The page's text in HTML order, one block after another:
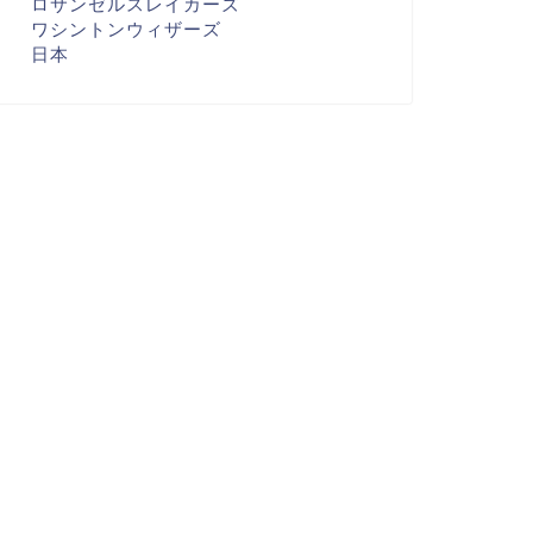
ロサンゼルスレイカーズ
ワシントンウィザーズ
日本